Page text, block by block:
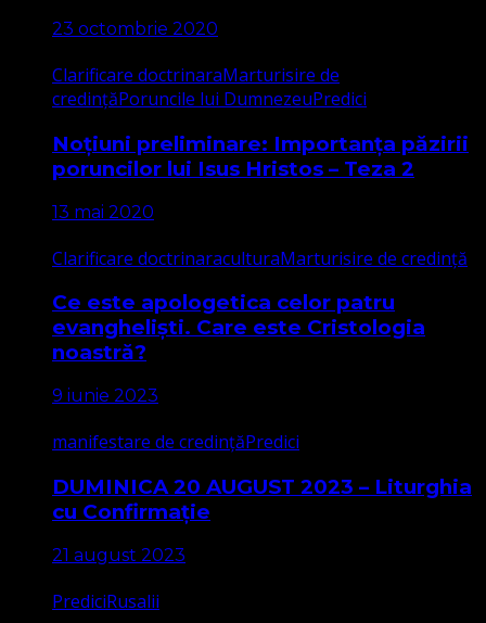
23 octombrie 2020
Clarificare doctrinaraMarturisire de
credințăPoruncile lui DumnezeuPredici
Noțiuni preliminare: Importanța păzirii
poruncilor lui Isus Hristos – Teza 2
13 mai 2020
Clarificare doctrinaraculturaMarturisire de credință
Ce este apologetica celor patru
evangheliști. Care este Cristologia
noastră?
9 iunie 2023
manifestare de credințăPredici
DUMINICA 20 AUGUST 2023 – Liturghia
cu Confirmație
21 august 2023
PrediciRusalii